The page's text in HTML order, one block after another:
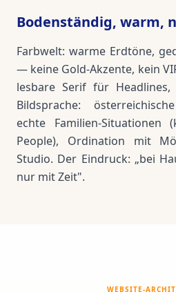
Bodenständig, warm,
Farbwelt: warme Erdtöne,
— keine Gold-Akzente, kein
lesbare Serif für
Bildsprache:
echte Familien-Situationen
People), Ordination mit
Studio. Der Eindruck: „bei
nur mit Zeit".
WEBSITE-